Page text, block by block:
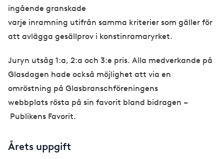
ingående granskade
varje inramning utifrån samma kriterier som gäller för
att avlägga gesällprov i konstinramaryrket.
Juryn utsåg 1:a, 2:a och 3:e pris. Alla medverkande på
Glasdagen hade också möjlighet att via en
omröstning på Glasbranschföreningens
webbplats rösta på sin favorit bland bidragen –
Publikens Favorit.
Årets uppgift